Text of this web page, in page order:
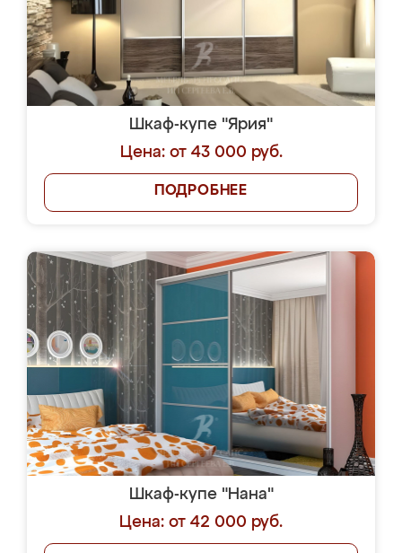
Шкаф-купе "Ярия"
Цена: от 43 000 руб.
ПОДРОБНЕЕ
Шкаф-купе "Нана"
Цена: от 42 000 руб.